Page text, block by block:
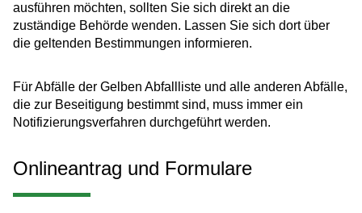
ausführen möchten, sollten Sie sich direkt an die
zuständige Behörde wenden. Lassen Sie sich dort über
die geltenden Bestimmungen informieren.
Für Abfälle der Gelben Abfallliste und alle anderen Abfälle,
die zur Beseitigung bestimmt sind, muss immer ein
Notifizierungsverfahren durchgeführt werden.
Onlineantrag und Formulare